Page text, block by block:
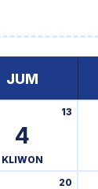
JUM
4
13
KLIWON
20